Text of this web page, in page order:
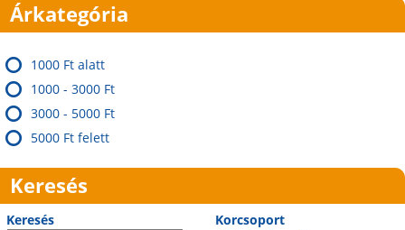
Árkategória
1000 Ft alatt
1000 - 3000 Ft
3000 - 5000 Ft
5000 Ft felett
Keresés
Keresés
Korcsoport